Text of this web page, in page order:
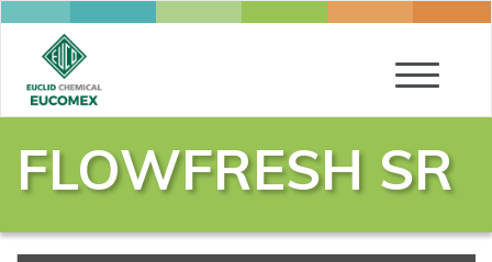
Toggle
FLOWFRESH SR